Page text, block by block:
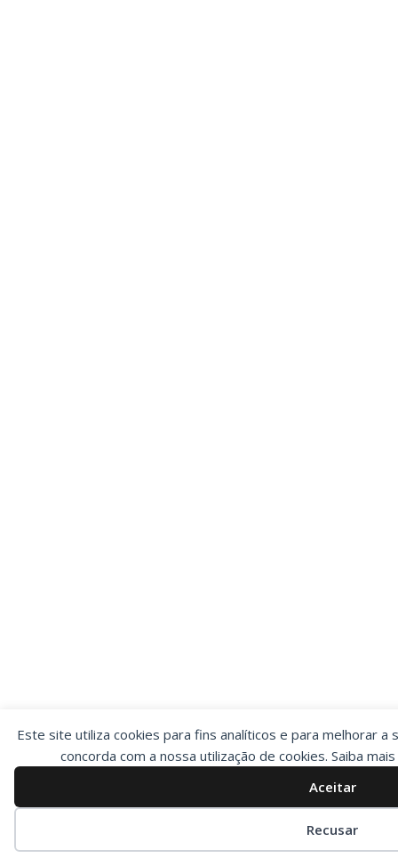
Este site utiliza cookies para fins analíticos e para melhorar a
concorda com a nossa utilização de cookies. Saiba
Aceitar
Recusar